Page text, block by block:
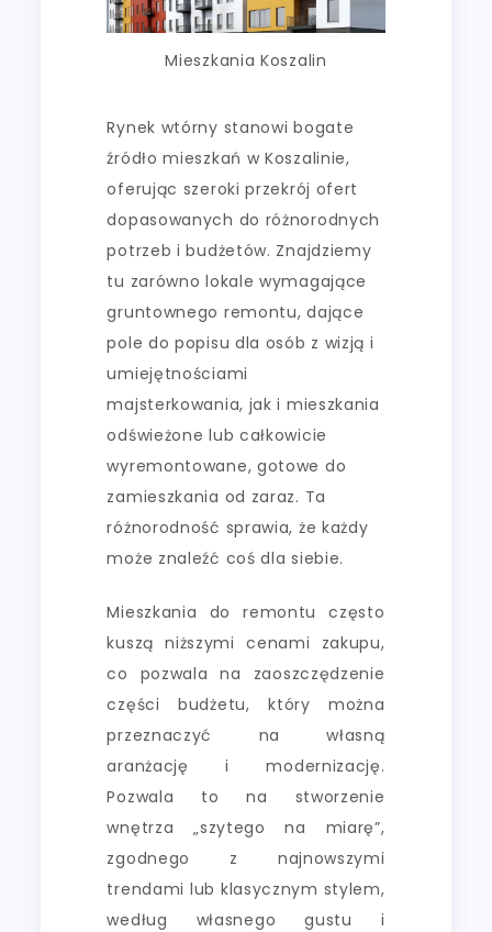
Mieszkania Koszalin
Rynek wtórny stanowi bogate
źródło mieszkań w Koszalinie,
oferując szeroki przekrój ofert
dopasowanych do różnorodnych
potrzeb i budżetów. Znajdziemy
tu zarówno lokale wymagające
gruntownego remontu, dające
pole do popisu dla osób z wizją i
umiejętnościami
majsterkowania, jak i mieszkania
odświeżone lub całkowicie
wyremontowane, gotowe do
zamieszkania od zaraz. Ta
różnorodność sprawia, że każdy
może znaleźć coś dla siebie.
Mieszkania do remontu często
kuszą niższymi cenami zakupu,
co pozwala na zaoszczędzenie
części budżetu, który można
przeznaczyć na własną
aranżację i modernizację.
Pozwala to na stworzenie
wnętrza „szytego na miarę”,
zgodnego z najnowszymi
trendami lub klasycznym stylem,
według własnego gustu i